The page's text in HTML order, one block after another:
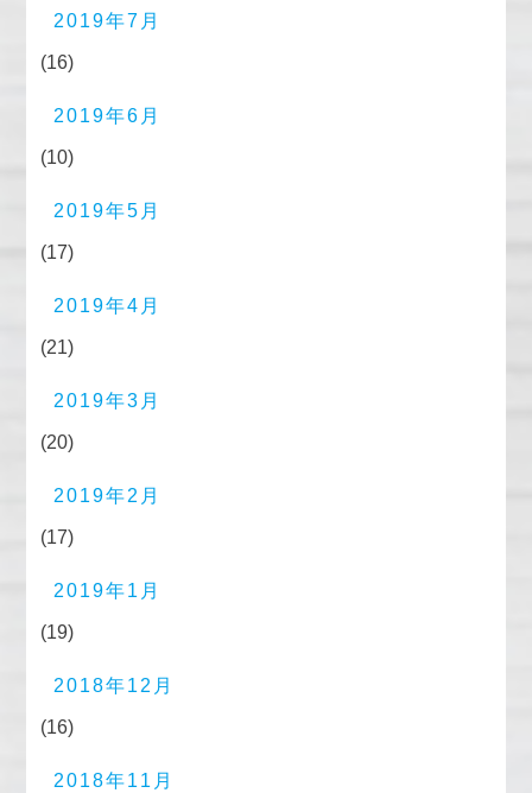
2019年7月
(16)
2019年6月
(10)
2019年5月
(17)
2019年4月
(21)
2019年3月
(20)
2019年2月
(17)
2019年1月
(19)
2018年12月
(16)
2018年11月